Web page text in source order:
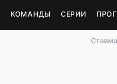
КОМАНДЫ СЕРИИ